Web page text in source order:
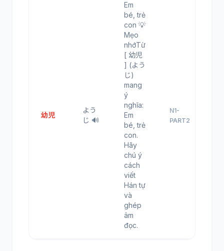
幼児
よう
じ 🔊
Em
bé, trẻ
con 💡
Mẹo
nhớTừ
[ 幼児
] (よう
じ)
mang
ý
nghĩa:
Em
bé, trẻ
con.
Hãy
chú ý
cách
viết
Hán tự
và
ghép
âm
đọc.
N1-
PART2